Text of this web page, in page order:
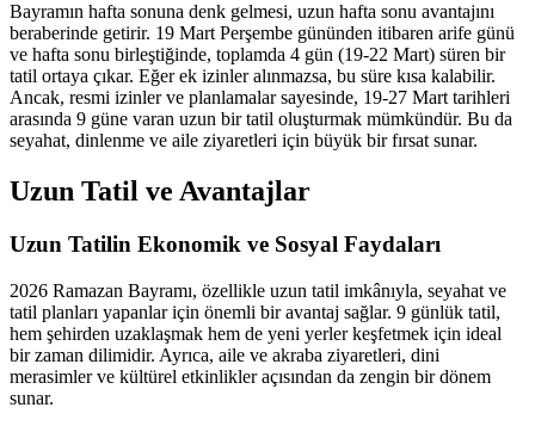
Bayramın hafta sonuna denk gelmesi, uzun hafta sonu avantajını
beraberinde getirir. 19 Mart Perşembe gününden itibaren arife günü
ve hafta sonu birleştiğinde, toplamda 4 gün (19-22 Mart) süren bir
tatil ortaya çıkar. Eğer ek izinler alınmazsa, bu süre kısa kalabilir.
Ancak, resmi izinler ve planlamalar sayesinde, 19-27 Mart tarihleri
arasında 9 güne varan uzun bir tatil oluşturmak mümkündür. Bu da
seyahat, dinlenme ve aile ziyaretleri için büyük bir fırsat sunar.
Uzun Tatil ve Avantajlar
Uzun Tatilin Ekonomik ve Sosyal Faydaları
2026 Ramazan Bayramı, özellikle uzun tatil imkânıyla, seyahat ve
tatil planları yapanlar için önemli bir avantaj sağlar. 9 günlük tatil,
hem şehirden uzaklaşmak hem de yeni yerler keşfetmek için ideal
bir zaman dilimidir. Ayrıca, aile ve akraba ziyaretleri, dini
merasimler ve kültürel etkinlikler açısından da zengin bir dönem
sunar.